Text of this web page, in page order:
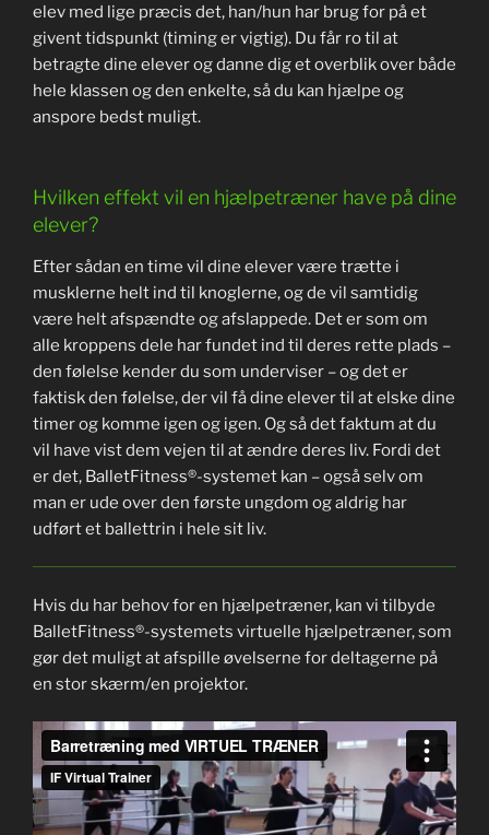
elev med lige præcis det, han/hun har brug for på et
givent tidspunkt (timing er vigtig). Du får ro til at
betragte dine elever og danne dig et overblik over både
hele klassen og den enkelte, så du kan hjælpe og
anspore bedst muligt.
Hvilken effekt vil en hjælpetræner have på dine
elever?
Efter sådan en time vil dine elever være trætte i
musklerne helt ind til knoglerne, og de vil samtidig
være helt afspændte og afslappede. Det er som om
alle kroppens dele har fundet ind til deres rette plads –
den følelse kender du som underviser – og det er
faktisk den følelse, der vil få dine elever til at elske dine
timer og komme igen og igen. Og så det faktum at du
vil have vist dem vejen til at ændre deres liv. Fordi det
er det, BalletFitness®-systemet kan – også selv om
man er ude over den første ungdom og aldrig har
udført et ballettrin i hele sit liv.
Hvis du har behov for en hjælpetræner, kan vi tilbyde
BalletFitness®-systemets virtuelle hjælpetræner, som
gør det muligt at afspille øvelserne for deltagerne på
en stor skærm/en projektor.